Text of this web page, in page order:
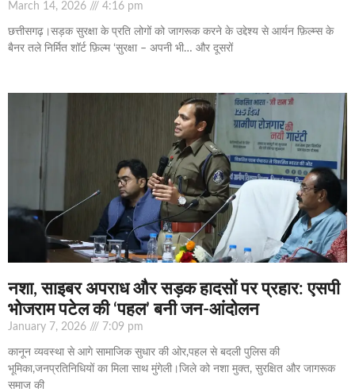
March 14, 2026 4:16 pm
छत्तीसगढ़।सड़क सुरक्षा के प्रति लोगों को जागरूक करने के उद्देश्य से आर्यन फ़िल्म्स के
बैनर तले निर्मित शॉर्ट फ़िल्म ‘सुरक्षा – अपनी भी… और दूसरों
नशा, साइबर अपराध और सड़क हादसों पर प्रहार: एसपी
भोजराम पटेल की ‘पहल’ बनी जन-आंदोलन
January 7, 2026 7:09 pm
कानून व्यवस्था से आगे सामाजिक सुधार की ओर,पहल से बदली पुलिस की
भूमिका,जनप्रतिनिधियों का मिला साथ मुंगेली।जिले को नशा मुक्त, सुरक्षित और जागरूक
समाज की